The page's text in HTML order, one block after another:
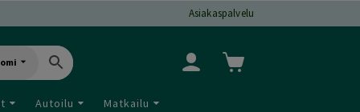
Asiakaspalvelu
Autoilu Matkailu